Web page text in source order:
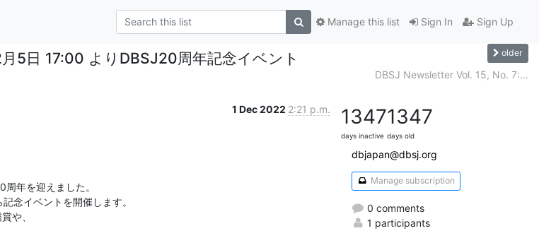
Sign In Sign Up
Manage this list
月5日 17:00 よりDBSJ20周年記念イベント older
DBSJ Newsletter Vol. 15, No. 7:...
1 Dec 2022 2:21 p.m.
年を迎えました。
念イベントを開催します。
や、
1347
days inactive
1347
days old
dbjapan@dbsj.org
Manage subscription
0 comments
1 participants